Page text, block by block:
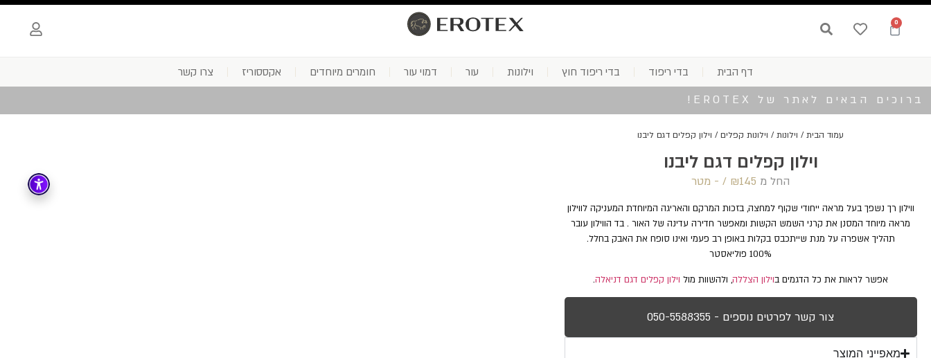
0
דף הבית בדי ריפוד בדי ריפוד חוץ וילונות עור דמוי עור חומרים מיוחדים אקססוריז צרו קשר
ברוכים הבאים לאתר של EROTEX!
עמוד הבית/ וילונות/ וילונות קפלים/ וילון קפלים דגם ליבנו
וילון קפלים דגם ליבנו
החל מ ₪145 /‏‏‎ ‎- מטר
ווילון רך נשפך בעל מראה ייחודי שקוף למחצה, בזכות המרקם והאריגה המיוחדת המעניקה לווילון
מראה מיוחד המסנן את קרני השמש הקשות ומאפשר חדירה עדינה של האור . בד הווילון עובר
תהליך אשפרה על מנת שייתכבס בקלות באופן רב פעמי ואינו סופח את האבק בחלל.
100% פוליאסטר
אפשר לראות את כל הדגמים בוילון הצללה, ולהשוות מול וילון קפלים דגם דניאלה.
צור קשר לפרטים נוספים - 050-5588355
מאפייני המוצר